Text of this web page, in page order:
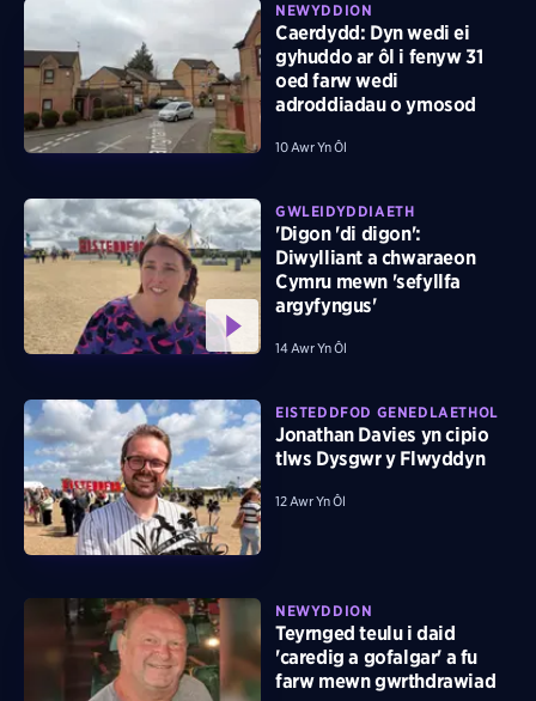
NEWYDDION
Caerdydd: Dyn wedi ei
gyhuddo ar ôl i fenyw 31
oed farw wedi
adroddiadau o ymosod
10 Awr Yn Ôl
GWLEIDYDDIAETH
'Digon 'di digon':
Diwylliant a chwaraeon
Cymru mewn 'sefyllfa
argyfyngus'
14 Awr Yn Ôl
EISTEDDFOD GENEDLAETHOL
Jonathan Davies yn cipio
tlws Dysgwr y Flwyddyn
12 Awr Yn Ôl
NEWYDDION
Teyrnged teulu i daid
'caredig a gofalgar' a fu
farw mewn gwrthdrawiad